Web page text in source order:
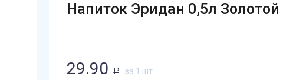
Напиток Эридан 0,5л
29.90 Р за 1 шт